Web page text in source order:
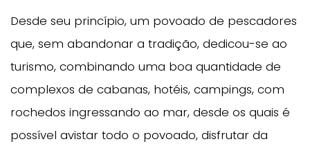
Desde seu princípio, um povoado de pescadores
que, sem abandonar a tradição, dedicou-se ao
turismo, combinando uma boa quantidade de
complexos de cabanas, hotéis, campings, com
rochedos ingressando ao mar, desde os quais é
possível avistar todo o povoado, disfrutar da